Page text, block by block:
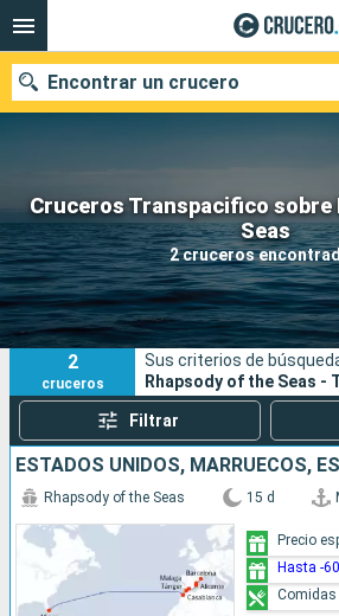
Cruceros Transpacifico sobre
Seas
2 cruceros
Encontrar un crucero
Nuestros destinos
Fecha de salida
Puertos
2
cruceros
Sus criterios de
Rhapsody of the Seas -
Filtrar
Rhapsody of the Seas 15 d
Precio
Hasta -